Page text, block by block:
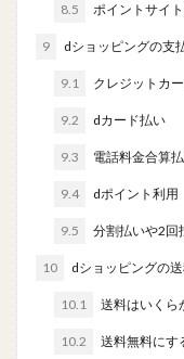
8.5 ポイントサイ
9 dショッピングの支
9.1 クレジットカ
9.2 dカード払い
9.3 電話料金合算
9.4 dポイント利用
9.5 分割払いや2回
10 dショッピングの
10.1 送料はいくら
10.2 送料無料にす